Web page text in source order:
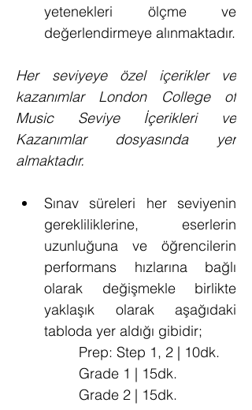
yetenekleri ölçme ve
değerlendirmeye alınmaktadır.
Her seviyeye özel içerikler ve
kazanımlar London College of
Music Seviye İçerikleri ve
Kazanımlar dosyasında yer
almaktadır.
Sınav süreleri her seviyenin
gerekliliklerine, eserlerin
uzunluğuna ve öğrencilerin
performans hızlarına bağlı
olarak değişmekle birlikte
yaklaşık olarak aşağıdaki
tabloda yer aldığı gibidir;
Prep: Step 1, 2 | 10dk.
		Grade 1 | 15dk.
		Grade 2 | 15dk.